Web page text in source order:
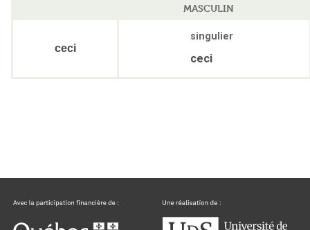
MASCULIN
ceci
singulier
ceci